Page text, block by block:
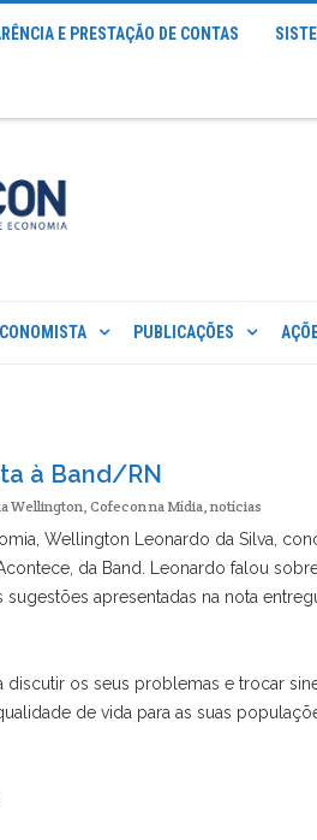
E PRESTAÇÃO DE CONTAS
PUBLICAÇÕES
à Band/RN
Wellington, Cofecon na Mídia, notícias
Wellington Leonardo da Silva,
da Band. Leonardo falou
apresentadas na nota
discutir os seus problemas e trocar
de vida para as suas